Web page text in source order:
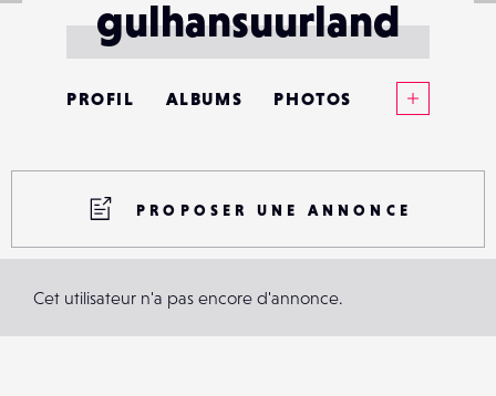
gulhansuurland
PROFIL ALBUMS PHOTOS
CONTACTS
ÉVÉNEMENTS
PROPOSER UNE ANNONCE
Cet utilisateur n'a pas encore d'annonce.